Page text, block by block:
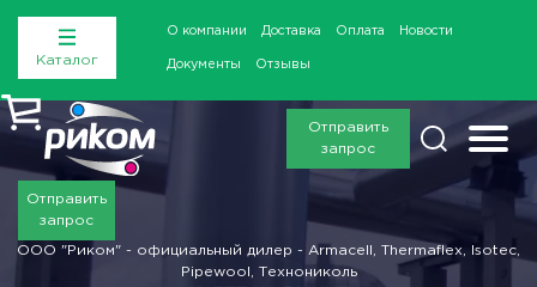
Каталог
О компании Доставка Оплата Новости
Документы Отзывы
Отправить
запрос
Отправить
запрос
ООО "Риком" - официальный дилер - Armacell, Thermaflex, Isotec,
Pipewool, Технониколь